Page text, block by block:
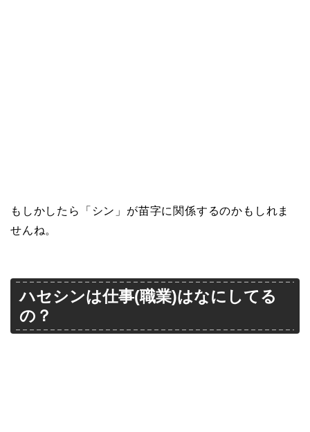
もしかしたら「シン」が苗字に関係するのかもしれま
せんね。
ハセシンは仕事(職業)はなにしてる
の？